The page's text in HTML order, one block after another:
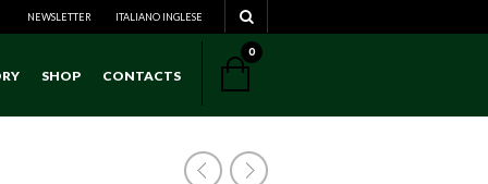
NEWSLETTER ITALIANO INGLESE
SHOP CONTACTS
0
NAVIGATION